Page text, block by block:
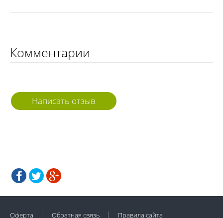
Комментарии
Написать отзыв
Оферта Обратная связь Правила сайта